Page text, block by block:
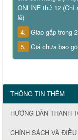
ONLINE thứ 12 (Chỉ
lễ)
4. Giao gấp trong
5. Giá chưa bao
THÔNG TIN THÊM
HƯỚNG DẪN THANH
CHÍNH SÁCH VÀ